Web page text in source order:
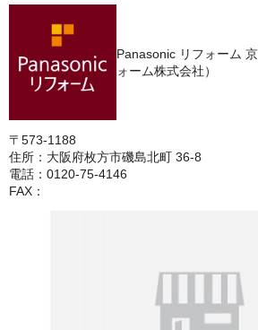
Panasonic リフォーム
ォーム株式会社）
〒573-1188
住所：大阪府枚方市磯島北町 36-8
電話：0120-75-4146
FAX：